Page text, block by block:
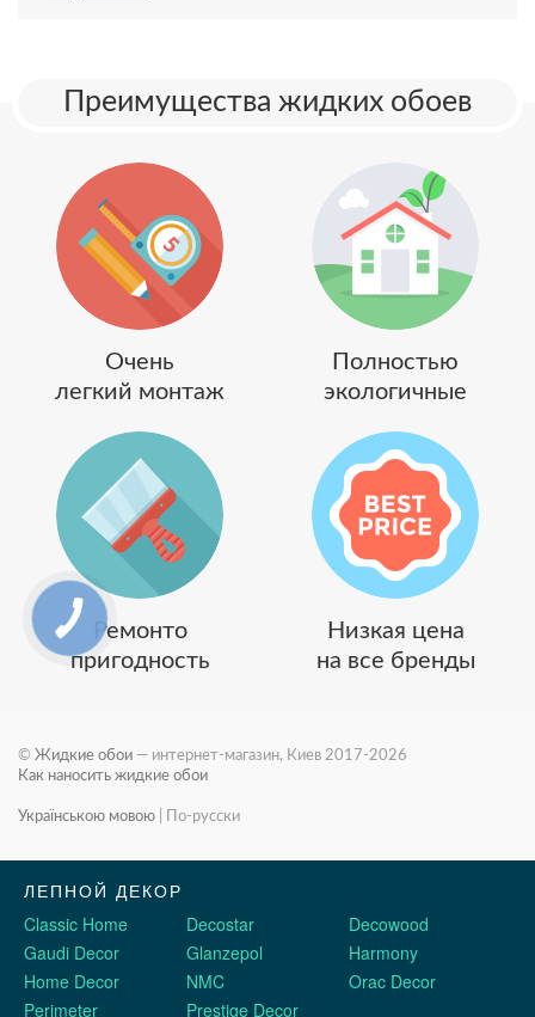
Преимущества жидких обоев
Очень
легкий монтаж
Полностью
экологичные
Ремонто
пригодность
Низкая цена
на все бренды
© Жидкие обои — интернет-магазин, Киев 2017-2026
Как наносить жидкие обои
Українською мовою По-русски
ЛЕПНОЙ ДЕКОР
Classic Home
Decostar
Decowood
Gaudi Decor
Glanzepol
Harmony
Home Decor
NMC
Orac Decor
Perimeter
Prestige Decor